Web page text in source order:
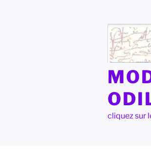
cliquez sur